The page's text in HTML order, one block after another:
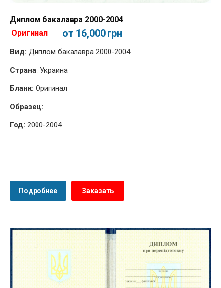
Диплом бакалавра 2000-2004
Оригинал
от 16,000грн
Вид: Диплом бакалавра 2000-2004
Страна: Украина
Бланк: Оригинал
Образец:
Год: 2000-2004
Подробнее Заказать